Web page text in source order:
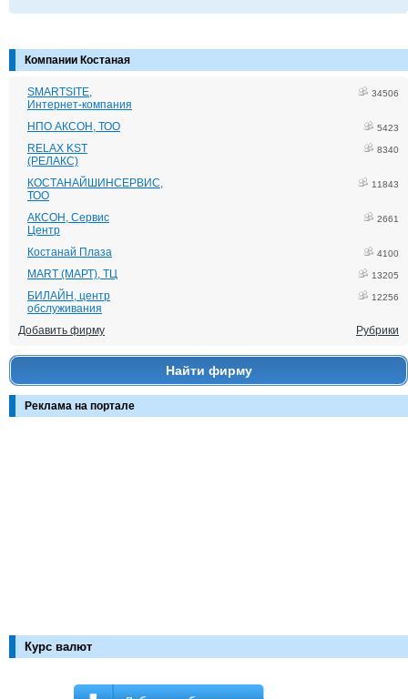
Компании Костаная
SMARTSITE,
Интернет-компания
34506
НПО АКСОН, ТОО 5423
RELAX KST
(РЕЛАКС)
8340
КОСТАНАЙШИНСЕРВИС,
ТОО
11843
АКСОН, Сервис
Центр
2661
Костанай Плаза 4100
MART (МАРТ), ТЦ 13205
БИЛАЙН, центр
обслуживания
12256
Добавить фирму Рубрики
Найти фирму
Реклама на портале
Курс валют